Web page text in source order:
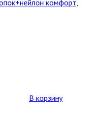
комфорт,
В корзину